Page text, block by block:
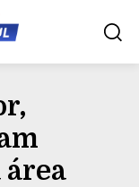
área